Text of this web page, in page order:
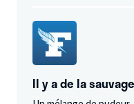
Il y a de la